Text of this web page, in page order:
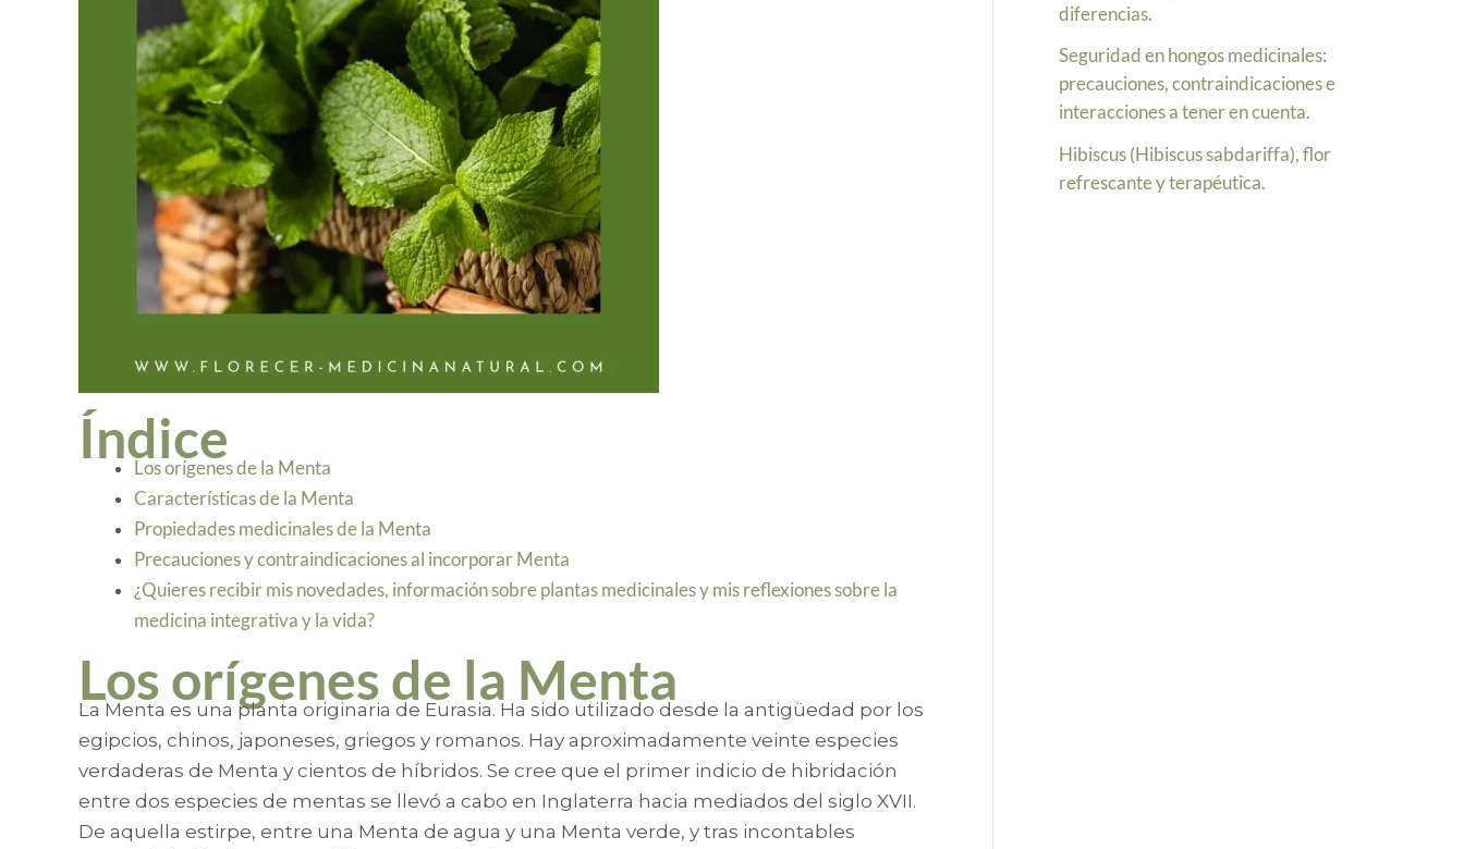
Índice
Los orígenes de la Menta
Características de la Menta
Propiedades medicinales de la Menta
Precauciones y contraindicaciones al incorporar Menta
¿Quieres recibir mis novedades, información sobre plantas medicinales y mis reflexiones sobre la
medicina integrativa y la vida?
Los orígenes de la Menta
La Menta es una planta originaria de Eurasia. Ha sido utilizado desde la antigüedad por los
egipcios, chinos, japoneses, griegos y romanos. Hay aproximadamente veinte especies
verdaderas de Menta y cientos de híbridos. Se cree que el primer indicio de hibridación
entre dos especies de mentas se llevó a cabo en Inglaterra hacia mediados del siglo XVII.
De aquella estirpe, entre una Menta de agua y una Menta verde, y tras incontables
diferencias.
Seguridad en hongos medicinales:
precauciones, contraindicaciones e
interacciones a tener en cuenta.
Hibiscus (Hibiscus sabdariffa), flor
refrescante y terapéutica.